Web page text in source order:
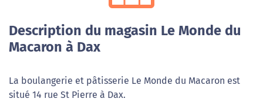
Description du magasin Le Monde du
Macaron à Dax
La boulangerie et pâtisserie Le Monde du Macaron est
situé 14 rue St Pierre à Dax.